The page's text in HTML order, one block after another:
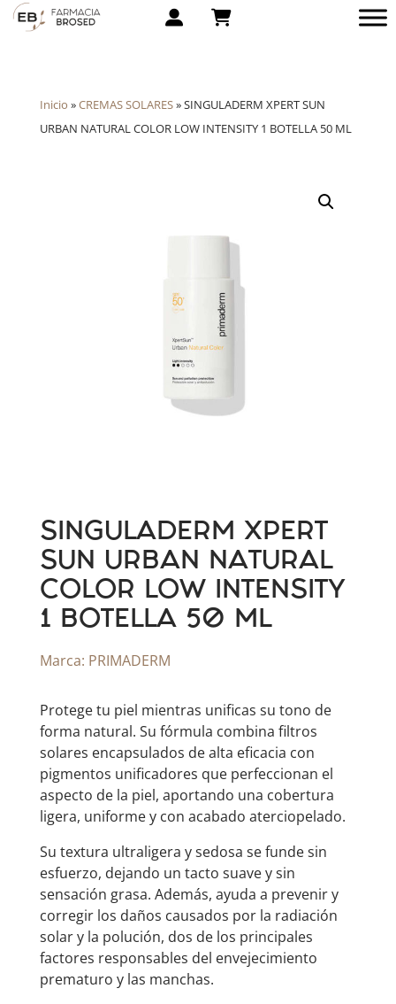
Inicio »CREMAS SOLARES»SINGULADERM XPERT SUN
URBAN NATURAL COLOR LOW INTENSITY 1 BOTELLA 50 ML
SINGULADERM XPERT
SUN URBAN NATURAL
COLOR LOW INTENSITY
1 BOTELLA 50 ML
Marca: PRIMADERM
Protege tu piel mientras unificas su tono de
forma natural. Su fórmula combina filtros
solares encapsulados de alta eficacia con
pigmentos unificadores que perfeccionan el
aspecto de la piel, aportando una cobertura
ligera, uniforme y con acabado aterciopelado.
Su textura ultraligera y sedosa se funde sin
esfuerzo, dejando un tacto suave y sin
sensación grasa. Además, ayuda a prevenir y
corregir los daños causados por la radiación
solar y la polución, dos de los principales
factores responsables del envejecimiento
prematuro y las manchas.